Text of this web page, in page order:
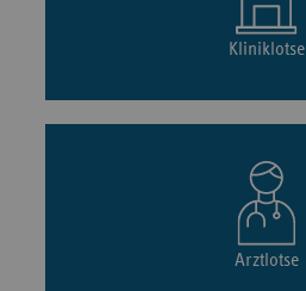
Kliniklotse
Arztlotse